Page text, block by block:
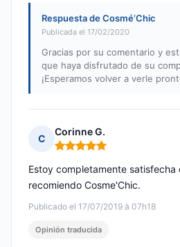
Respuesta de Cosmé’Chic
Publicada el 17/02/2020
Gracias por su comentario y
que haya disfrutado de su
¡Esperamos volver a verle
C
Corinne G.
Nota: 5 de 5
Publicado el 17/07/2019 à 07h18
Estoy completamente
recomiendo Cosme'Chic.
Opinión traducida